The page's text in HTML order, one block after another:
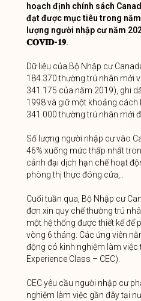
hoạch định chính sách
đạt được mục tiêu trong
lượng người nhập cư năm
𝐂𝐎𝐕𝐈𝐃-𝟏𝟗.
Dữ liệu của Bộ Nhập cư
184.370 thường trú nhân mới
341.175 của năm 2019), ghi
1998 và giữ một khoảng cách
341.000 thường trú nhân mới
Số lượng người nhập cư vào
46% xuống mức thấp nhất
cảnh đại dịch hạn chế hoạt
phòng thị thực đóng cửa,..
Cuối tuần qua, Bộ Nhập cư
đơn xin quy chế thường trú
một hệ thống được thiết kế để
vòng 6 tháng. Các ứng viên
động có kinh nghiệm làm việc
Experience Class – CEC).
CEC yêu cầu người nhập cư
nghiệm làm việc gần đây tại